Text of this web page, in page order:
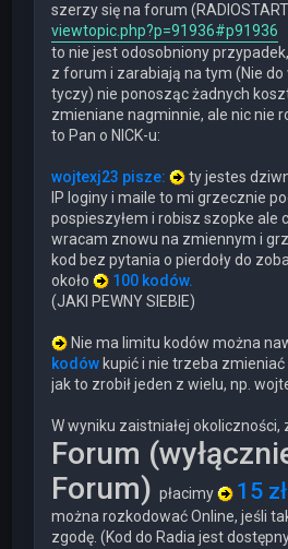
szerzy się na forum
viewtopic.php?p=91936#p91936
to nie jest odosobniony
z forum i zarabiają na tym (Nie
tyczy) nie ponosząc żadnych
zmieniane nagminnie, ale nic nie
to Pan o NICK-u:
wojtexj23 pisze:
ty jestes
IP loginy i maile to mi grzecznie
pospieszyłem i robisz szopke ale
wracam znowu na zmiennym i
kod bez pytania o pierdoły do
około
100 kodów.
(JAKI PEWNY SIEBIE)
Nie ma limitu kodów można
kodów kupić i nie trzeba zmieniać
jak to zrobił jeden z wielu, np.
W wyniku zaistniałej
Forum
Forum)płacimy 15
można rozkodować Online, jeśli
zgodę. (Kod do Radia jest